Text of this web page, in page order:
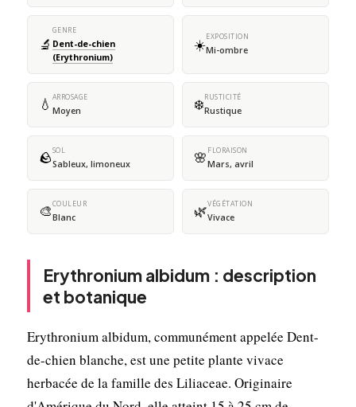
🔬
GENRE
Dent-de-chien
(Erythronium)
☀️EXPOSITION
Mi-ombre
💧 ARROSAGE
Moyen ❄️RUSTICITÉ
Rustique
🪨SOL
Sableux, limoneux 🌸 FLORAISON
Mars, avril
🎨COULEUR
Blanc 🌿VÉGÉTATION
Vivace
Erythronium albidum : description
et botanique
Erythronium albidum, communément appelée Dent-
de-chien blanche, est une petite plante vivace
herbacée de la famille des Liliaceae. Originaire